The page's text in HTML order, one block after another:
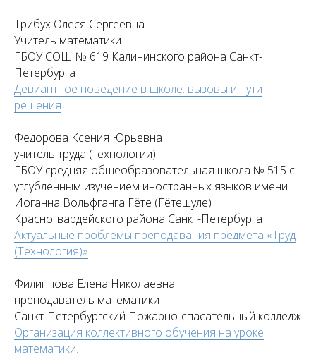
Трибух Олеся Сергеевна
Учитель математики
ГБОУ СОШ № 619 Калининского района Санкт-
Петербурга
Девиантное поведение в школе: вызовы и пути
решения
Федорова Ксения Юрьевна
учитель труда (технологии)
ГБОУ средняя общеобразовательная школа № 515 с
углубленным изучением иностранных языков имени
Иоганна Вольфганга Гёте (Гётешуле)
Красногвардейского района Санкт-Петербурга
Актуальные проблемы преподавания предмета «Труд
(Технология)»
Филиппова Елена Николаевна
преподаватель математики
Санкт-Петербургский Пожарно-спасательный колледж
Организация коллективного обучения на уроке
математики.